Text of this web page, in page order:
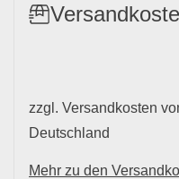
zzgl. Versandkosten
Deutschland
Mehr zu den